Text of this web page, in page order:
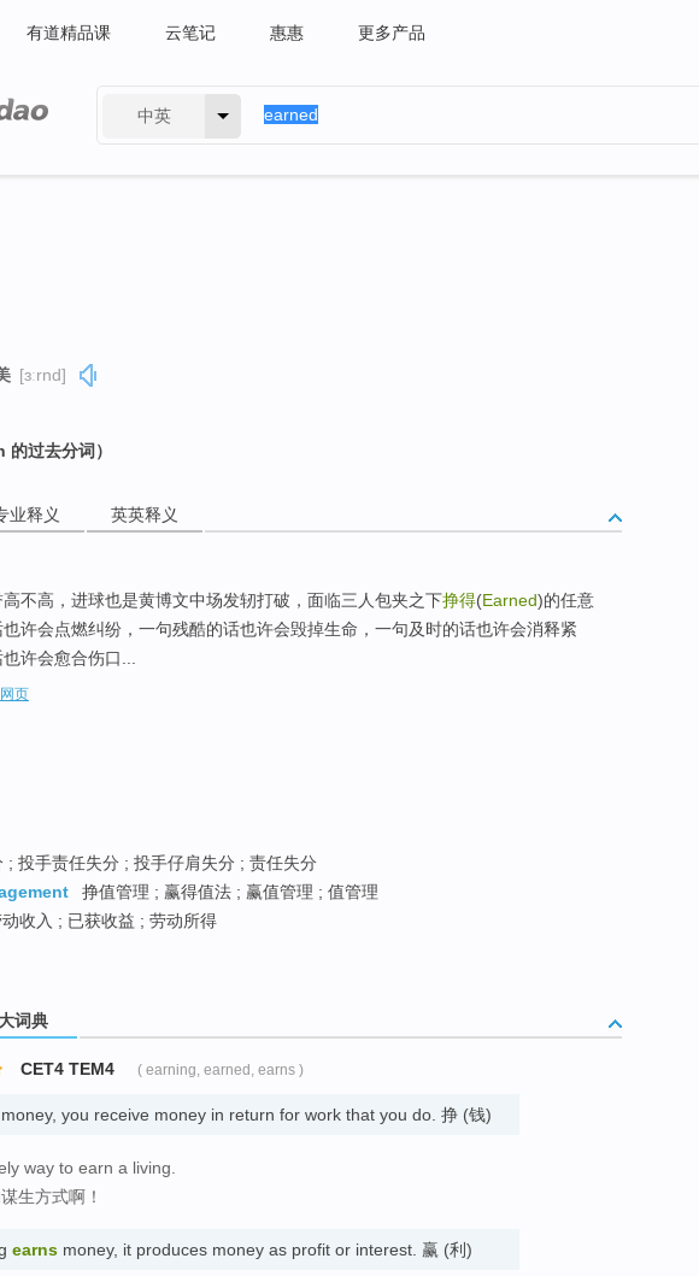
有道精品课 云笔记 惠惠 更多产品
中英
[ɜːrnd]
过去分词）
业释义 英英释义
不高，进球也是黄博文中场发轫打破，面临三人包夹之下挣得(Earned)的任意
许会点燃纠纷，一句残酷的话也许会毁掉生命，一句及时的话也许会消释紧
许会愈合伤口...
页
; 投手责任失分 ; 投手仔肩失分 ; 责任失分
挣值管理 ; 赢得值法 ; 赢值管理 ; 值管理
收入 ; 已获收益 ; 劳动所得
词典
CET4 TEM4 ( earning, earned, earns )
money, you receive money in return for work that you do. 挣 (钱)
way to earn a living.
生方式啊！
earns money, it produces money as profit or interest. 赢 (利)